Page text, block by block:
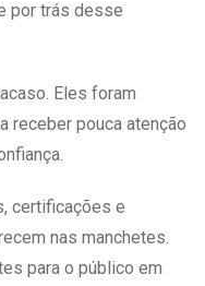
por trás desse
Eles foram
receber pouca atenção
certificações e
nas manchetes.
para o público em